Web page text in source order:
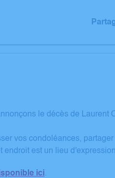
le décès de
vos condoléances,
endroit est un lieu
ici.